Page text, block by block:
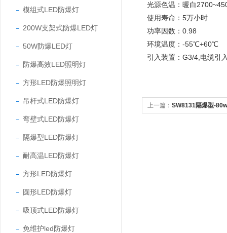
模组式LED防爆灯
200W支架式防爆LED灯
50W防爆LED灯
防爆高效LED照明灯
方形LED防爆照明灯
吊杆式LED防爆灯
弯壁式LED防爆灯
隔爆型LED防爆灯
耐高温LED防爆灯
方形LED防爆灯
圆形LED防爆灯
吸顶式LED防爆灯
免维护led防爆灯
光源色温：暖白
使用寿命：5万小时
功率因数：0.98
环境温度：-55℃+60℃
引入装置：G3/4,电缆引
上一篇： SW8131隔爆型-